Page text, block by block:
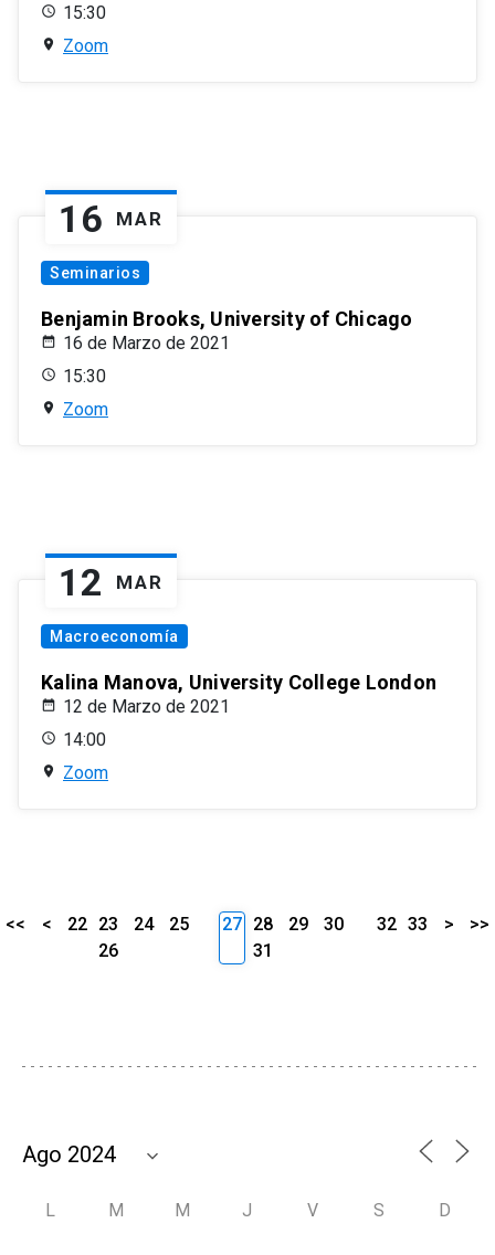
15:30
Zoom
16 MAR
Seminarios
Benjamin Brooks, University of Chicago
16 de Marzo de 2021
15:30
Zoom
12 MAR
Macroeconomía
Kalina Manova, University College London
12 de Marzo de 2021
14:00
Zoom
<< < 22 23 24
25
26
27 28 29
30
31
32 33 > >>
L M M J V S D